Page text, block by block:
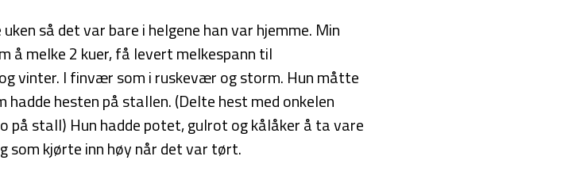
så det var bare i helgene han var hjemme. Min
å melke 2 kuer, få levert melkespann til
vinter. I finvær som i ruskevær og storm. Hun måtte
hesten på stallen. (Delte hest med onkelen
på stall) Hun hadde potet, gulrot og kålåker å ta vare
som kjørte inn høy når det var tørt.